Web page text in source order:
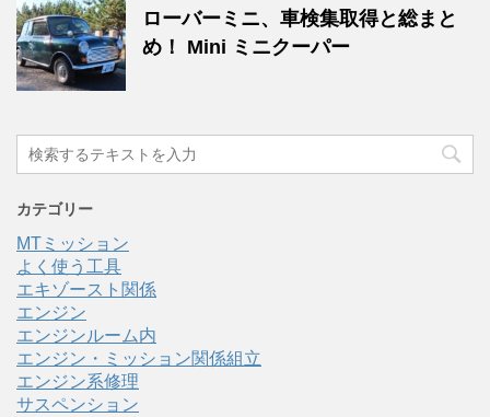
ローバーミニ、車検集取得と総まと
め！ Mini ミニクーパー
カテゴリー
MTミッション
よく使う工具
エキゾースト関係
エンジン
エンジンルーム内
エンジン・ミッション関係組立
エンジン系修理
サスペンション